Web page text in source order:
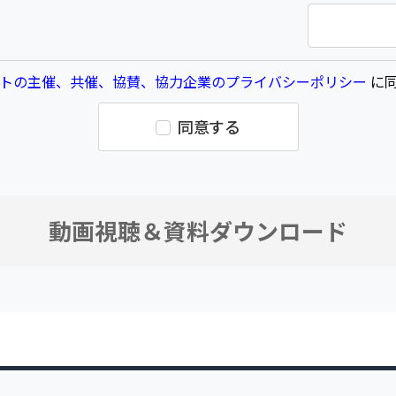
の主催、共催、協賛、協力企業のプライバシーポリシー に
同意する